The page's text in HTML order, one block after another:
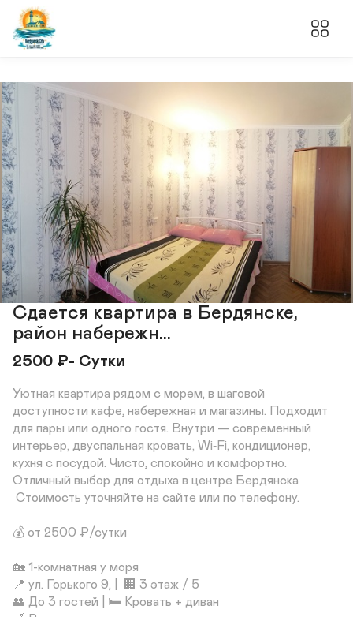
Сдается квартира в Бердянске,
район набережн...
2500 ₽- Сутки
Уютная квартира рядом с морем, в шаговой
доступности кафе, набережная и магазины. Подходит
для пары или одного гостя. Внутри — современный
интерьер, двуспальная кровать, Wi‑Fi, кондиционер,
кухня с посудой. Чисто, спокойно и комфортно.
Отличный выбор для отдыха в центре Бердянска
💰 от 2500 ₽/сутки
🏡 1-комнатная у моря
📍 ул. Горького 9, |  🏢 3 этаж / 5
👥 До 3 гостей | 🛏 Кровать + диван